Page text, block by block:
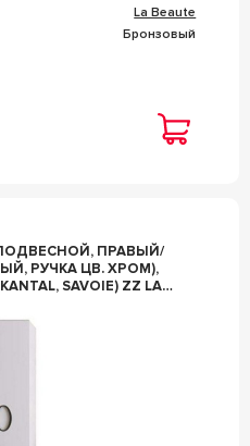
La Beaute
Бронзовый
ПРАВЫЙ/
РУЧКА ЦВ. ХРОМ),
SAVOIE) ZZ LA